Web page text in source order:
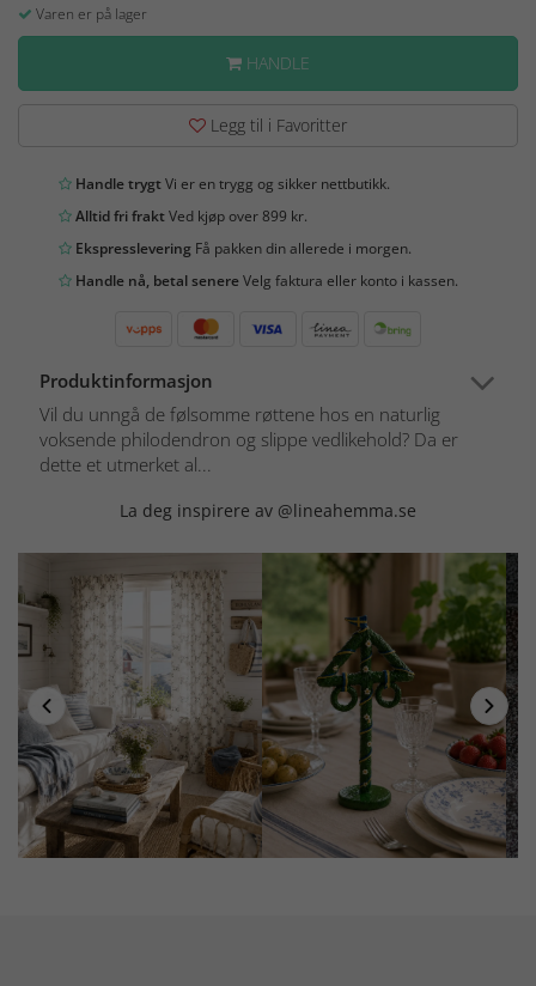
Varen er på lager
HANDLE
Legg til i Favoritter
Handle trygtVi er en trygg og sikker nettbutikk.
Alltid fri fraktVed kjøp over 899 kr.
Ekspresslevering Få pakken din allerede i morgen.
Handle nå, betal senereVelg faktura eller konto i kassen.
Produktinformasjon
Vil du unngå de følsomme røttene hos en naturlig
voksende philodendron og slippe vedlikehold? Da er
dette et utmerket al...
La deg inspirere av @lineahemma.se